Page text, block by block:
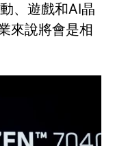
、遊戲和AI晶
來說將會是相